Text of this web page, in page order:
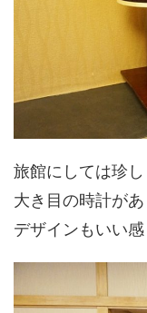
旅館にしては珍
大き目の時計があ
デザインもいい感